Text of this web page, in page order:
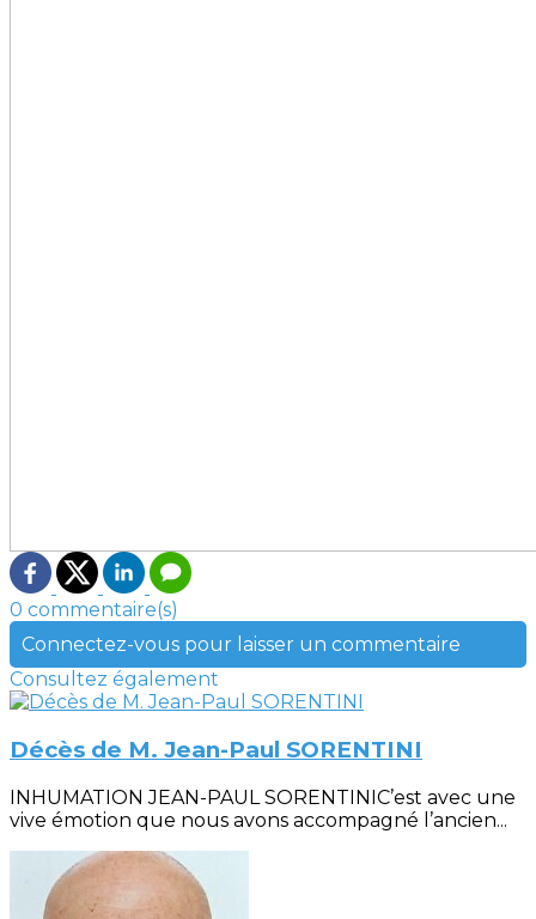
0 commentaire(s)
Connectez-vous pour laisser un commentaire
Consultez également
Décès de M. Jean-Paul SORENTINI
INHUMATION JEAN-PAUL SORENTINIC’est avec une
vive émotion que nous avons accompagné l’ancien...